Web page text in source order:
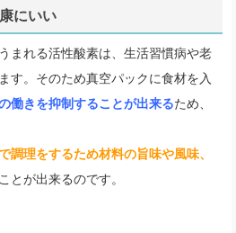
にいい
まれる活性酸素は、生活習慣病や老
す。そのため真空パックに食材を入
働きを抑制することが出来るため、
調理をするため材料の旨味や風味、
ことが出来るのです。